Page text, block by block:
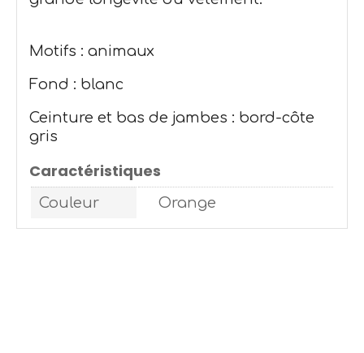
Motifs : animaux
Fond : blanc
Ceinture et bas de jambes : bord-côte
gris
Caractéristiques
Couleur Orange